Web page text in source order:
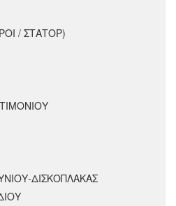
/ ΣΤΑΤΟΡ)
ΔΙΣΚΟΠΛΑΚΑΣ